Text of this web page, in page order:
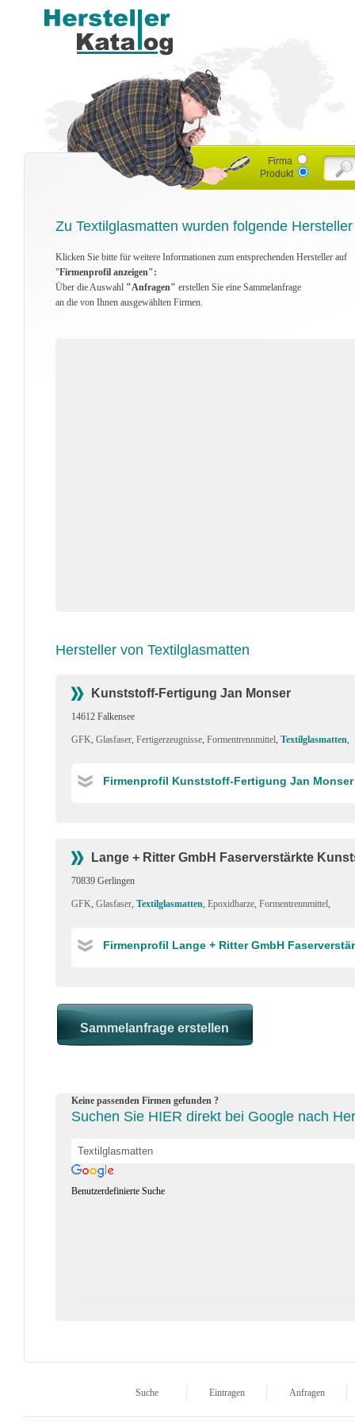
Firma
Produkt
Zu Textilglasmatten wurden folgende
Klicken Sie bitte für weitere Informationen zum entsprechenden Hersteller auf
"Firmenprofil anzeigen":
Über die Auswahl "Anfragen" erstellen Sie eine Sammelanfrage
an die von Ihnen ausgewählten Firmen.
Hersteller von Textilglasmatten
Kunststoff-Fertigung Jan Monser
14612 Falkensee
GFK, Glasfaser, Fertigerzeugnisse, Formentrennmittel, Textilglasmatten,
Firmenprofil Kunststoff-Fertigung Jan
Lange + Ritter GmbH Faserverstärkte
70839 Gerlingen
GFK, Glasfaser, Textilglasmatten, Epoxidharze, Formentrennmittel,
Firmenprofil Lange + Ritter GmbH
Keine passenden Firmen gefunden ?
Suchen Sie HIER direkt bei Google nach
Benutzerdefinierte Suche
Suche Eintragen Anfragen